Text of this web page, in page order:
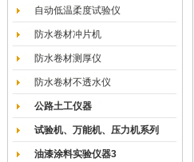
自动低温柔度试验仪
防水卷材冲片机
防水卷材测厚仪
防水卷材不透水仪
公路土工仪器
试验机、万能机、压力机系列
油漆涂料实验仪器3